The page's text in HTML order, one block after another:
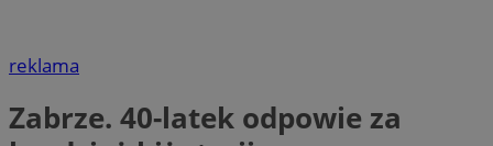
reklama
Zabrze. 40-latek odpowie za